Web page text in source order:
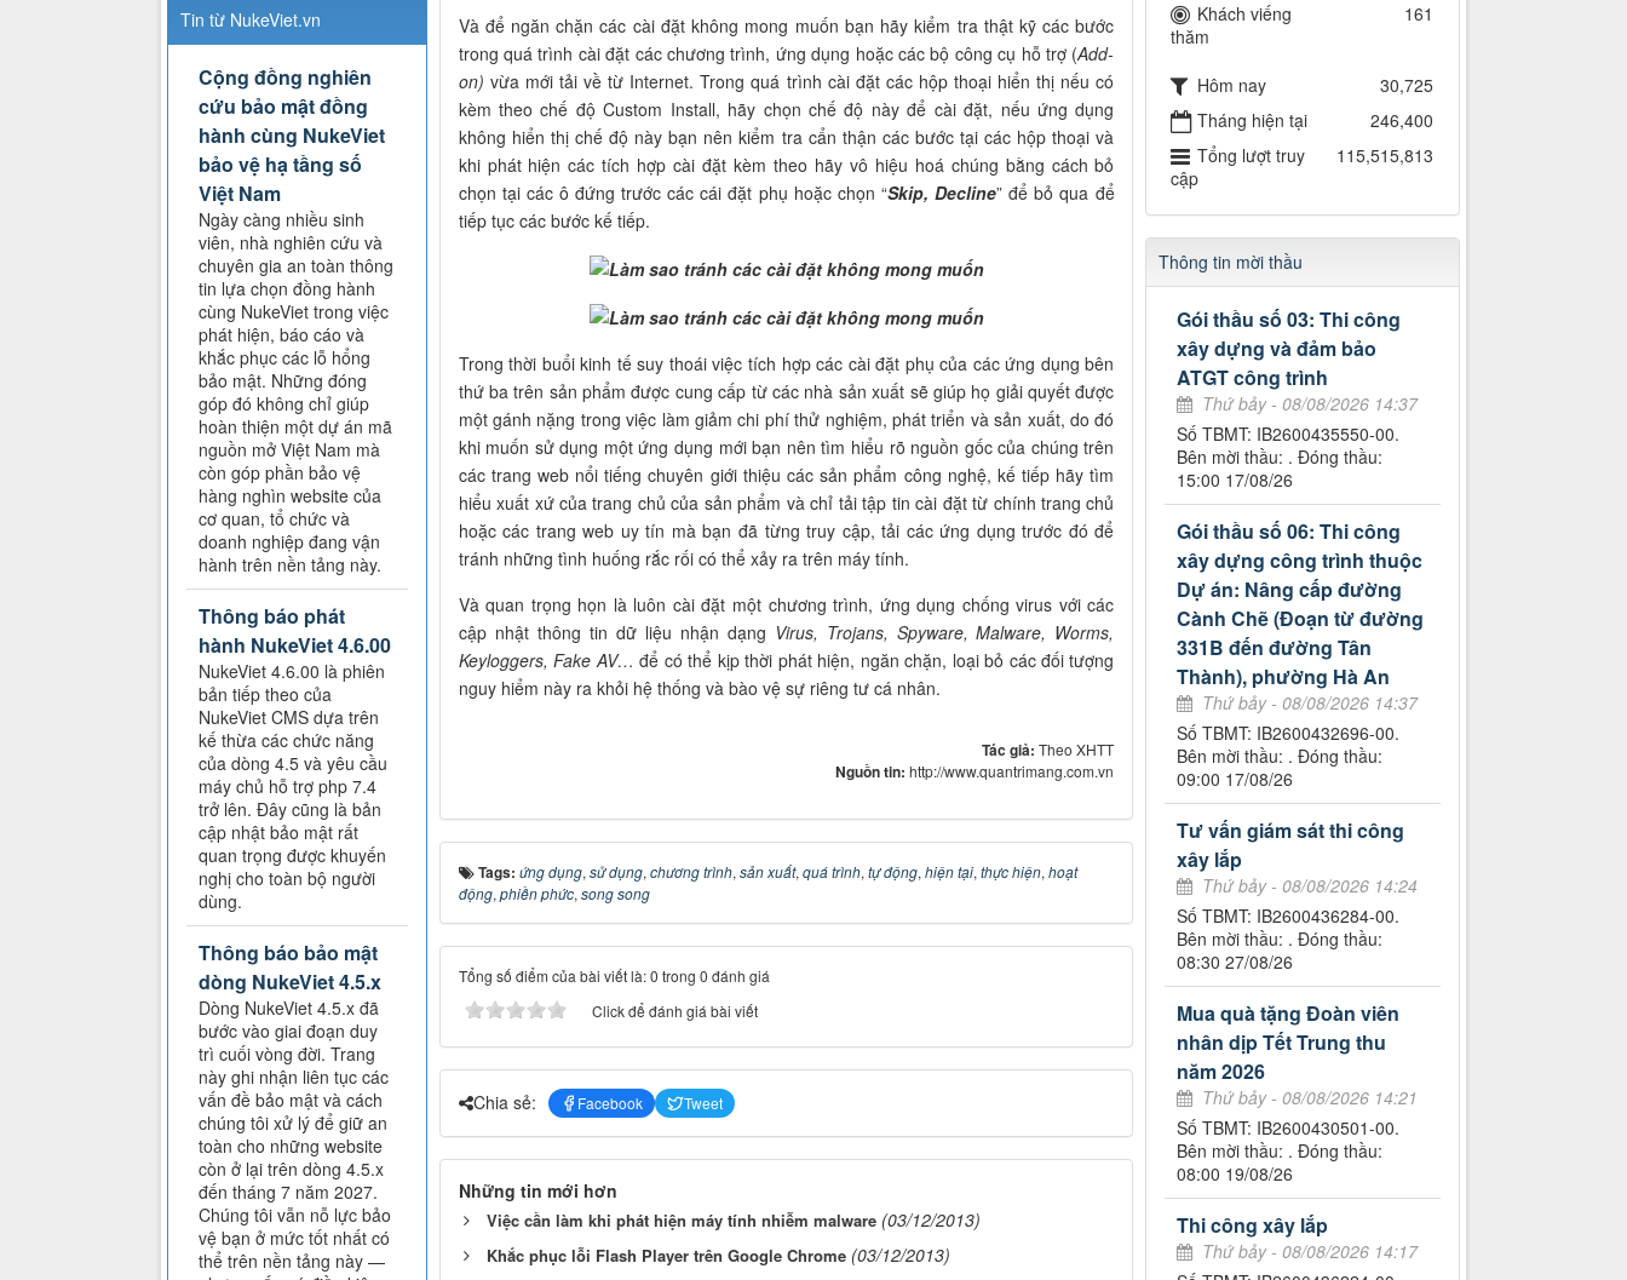
Và để ngăn chặn các cài đặt không mong muốn bạn hãy kiểm tra thật kỹ các bước
trong quá trình cài đặt các chương trình, ứng dụng hoặc các bộ công cụ hỗ trợ (Add-
on) vừa mới tải về từ Internet. Trong quá trình cài đặt các hộp thoại hiển thị nếu có
kèm theo chế độ Custom Install, hãy chọn chế độ này để cài đặt, nếu ứng dụng
không hiển thị chế độ này bạn nên kiểm tra cẩn thận các bước tại các hộp thoại và
khi phát hiện các tích hợp cài đặt kèm theo hãy vô hiệu hoá chúng bằng cách bỏ
chọn tại các ô đứng trước các cái đặt phụ hoặc chọn “Skip, Decline” để bỏ qua để
tiếp tục các bước kế tiếp.
Trong thời buổi kinh tế suy thoái việc tích hợp các cài đặt phụ của các ứng dụng bên
thứ ba trên sản phẩm được cung cấp từ các nhà sản xuất sẽ giúp họ giải quyết được
một gánh nặng trong việc làm giảm chi phí thử nghiệm, phát triển và sản xuất, do đó
khi muốn sử dụng một ứng dụng mới bạn nên tìm hiểu rõ nguồn gốc của chúng trên
các trang web nổi tiếng chuyên giới thiệu các sản phẩm công nghệ, kế tiếp hãy tìm
hiểu xuất xứ của trang chủ của sản phẩm và chỉ tải tập tin cài đặt từ chính trang chủ
hoặc các trang web uy tín mà bạn đã từng truy cập, tải các ứng dụng trước đó để
tránh những tình huống rắc rối có thể xảy ra trên máy tính.
Và quan trọng họn là luôn cài đặt một chương trình, ứng dụng chống virus với các
cập nhật thông tin dữ liệu nhận dạng Virus, Trojans, Spyware, Malware, Worms,
Keyloggers, Fake AV… để có thể kịp thời phát hiện, ngăn chặn, loại bỏ các đối tượng
nguy hiểm này ra khỏi hệ thống và bào vệ sự riêng tư cá nhân.
Tác giả:Theo XHTT
Nguồn tin:http://www.quantrimang.com.vn
Tags: ứng dụng, sử dụng, chương trình, sản xuất, quá trình, tự động, hiện tại, thực hiện, hoạt
động, phiền phức, song song
Tổng số điểm của bài viết là: 0 trong 0 đánh giá
Click để đánh giá bài viết
Chia sẻ: Facebook Tweet
Những tin mới hơn
Việc cần làm khi phát hiện máy tính nhiễm malware (03/12/2013)
Khắc phục lỗi Flash Player trên Google Chrome (03/12/2013)
Khách viếng
thăm
161
Hôm nay
30,725
Tháng hiện tại
246,400
Tổng lượt truy
cập
115,515,813
Thông tin mời thầu
Gói thầu số 03: Thi công
xây dựng và đảm bảo
ATGT công trình
Thứ bảy - 08/08/2026 14:37
Số TBMT: IB2600435550-00.
Bên mời thầu: . Đóng thầu:
15:00 17/08/26
Gói thầu số 06: Thi công
xây dựng công trình thuộc
Dự án: Nâng cấp đường
Cành Chẽ (Đoạn từ đường
331B đến đường Tân
Thành), phường Hà An
Thứ bảy - 08/08/2026 14:37
Số TBMT: IB2600432696-00.
Bên mời thầu: . Đóng thầu:
09:00 17/08/26
Tư vấn giám sát thi công
xây lắp
Thứ bảy - 08/08/2026 14:24
Số TBMT: IB2600436284-00.
Bên mời thầu: . Đóng thầu:
08:30 27/08/26
Mua quà tặng Đoàn viên
nhân dịp Tết Trung thu
năm 2026
Thứ bảy - 08/08/2026 14:21
Số TBMT: IB2600430501-00.
Bên mời thầu: . Đóng thầu:
08:00 19/08/26
Thi công xây lắp
Thứ bảy - 08/08/2026 14:17
Tin từ NukeViet.vn
Cộng đồng nghiên
cứu bảo mật đồng
hành cùng NukeViet
bảo vệ hạ tầng số
Việt Nam
Ngày càng nhiều sinh
viên, nhà nghiên cứu và
chuyên gia an toàn thông
tin lựa chọn đồng hành
cùng NukeViet trong việc
phát hiện, báo cáo và
khắc phục các lỗ hổng
bảo mật. Những đóng
góp đó không chỉ giúp
hoàn thiện một dự án mã
nguồn mở Việt Nam mà
còn góp phần bảo vệ
hàng nghìn website của
cơ quan, tổ chức và
doanh nghiệp đang vận
hành trên nền tảng này.
Thông báo phát
hành NukeViet 4.6.00
NukeViet 4.6.00 là phiên
bản tiếp theo của
NukeViet CMS dựa trên
kế thừa các chức năng
của dòng 4.5 và yêu cầu
máy chủ hỗ trợ php 7.4
trở lên. Đây cũng là bản
cập nhật bảo mật rất
quan trọng được khuyến
nghị cho toàn bộ người
dùng.
Thông báo bảo mật
dòng NukeViet 4.5.x
Dòng NukeViet 4.5.x đã
bước vào giai đoạn duy
trì cuối vòng đời. Trang
này ghi nhận liên tục các
vấn đề bảo mật và cách
chúng tôi xử lý để giữ an
toàn cho những website
còn ở lại trên dòng 4.5.x
đến tháng 7 năm 2027.
Chúng tôi vẫn nỗ lực bảo
vệ bạn ở mức tốt nhất có
thể trên nền tảng này —